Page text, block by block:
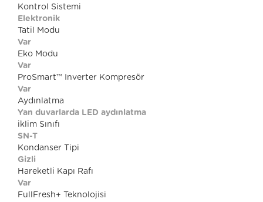
Kontrol Sistemi
Elektronik
Tatil Modu
Var
Eko Modu
Var
ProSmart™ Inverter Kompresör
Var
Aydınlatma
Yan duvarlarda LED aydınlatma
iklim Sınıfı
SN-T
Kondanser Tipi
Gizli
Hareketli Kapı Rafı
Var
FullFresh+ Teknolojisi